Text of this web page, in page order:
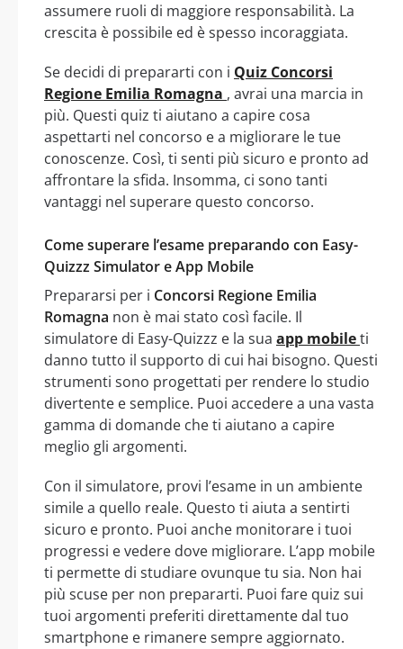
assumere ruoli di maggiore responsabilità. La
crescita è possibile ed è spesso incoraggiata.
Se decidi di prepararti con i Quiz Concorsi
Regione Emilia Romagna , avrai una marcia in
più. Questi quiz ti aiutano a capire cosa
aspettarti nel concorso e a migliorare le tue
conoscenze. Così, ti senti più sicuro e pronto ad
affrontare la sfida. Insomma, ci sono tanti
vantaggi nel superare questo concorso.
Come superare l’esame preparando con Easy-
Quizzz Simulator e App Mobile
Prepararsi per i Concorsi Regione Emilia
Romagna non è mai stato così facile. Il
simulatore di Easy-Quizzz e la sua app mobileti
danno tutto il supporto di cui hai bisogno. Questi
strumenti sono progettati per rendere lo studio
divertente e semplice. Puoi accedere a una vasta
gamma di domande che ti aiutano a capire
meglio gli argomenti.
Con il simulatore, provi l’esame in un ambiente
simile a quello reale. Questo ti aiuta a sentirti
sicuro e pronto. Puoi anche monitorare i tuoi
progressi e vedere dove migliorare. L’app mobile
ti permette di studiare ovunque tu sia. Non hai
più scuse per non prepararti. Puoi fare quiz sui
tuoi argomenti preferiti direttamente dal tuo
smartphone e rimanere sempre aggiornato.